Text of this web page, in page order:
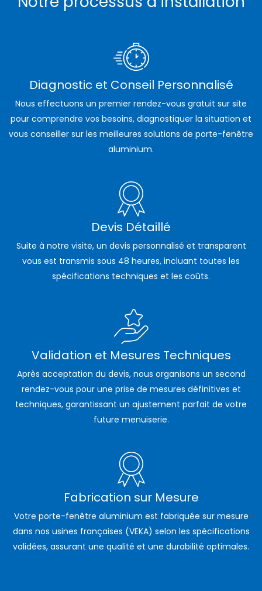
Diagnostic et Conseil Personnalisé
Nous effectuons un premier rendez-vous gratuit sur site
pour comprendre vos besoins, diagnostiquer la situation et
vous conseiller sur les meilleures solutions de porte-fenêtre
aluminium.
Devis Détaillé
Suite à notre visite, un devis personnalisé et transparent
vous est transmis sous 48 heures, incluant toutes les
spécifications techniques et les coûts.
Validation et Mesures Techniques
Après acceptation du devis, nous organisons un second
rendez-vous pour une prise de mesures définitives et
techniques, garantissant un ajustement parfait de votre
future menuiserie.
Fabrication sur Mesure
Votre porte-fenêtre aluminium est fabriquée sur mesure
dans nos usines françaises (VEKA) selon les spécifications
validées, assurant une qualité et une durabilité optimales.